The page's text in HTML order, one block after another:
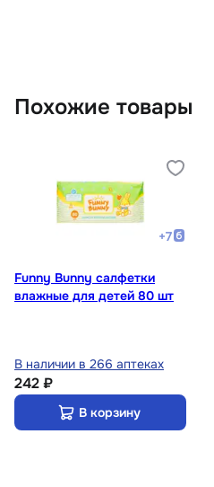
Похожие товары
+7
Funny Bunny салфетки
влажные для детей 80 шт
В наличии в 266 аптеках
242 ₽
В корзину